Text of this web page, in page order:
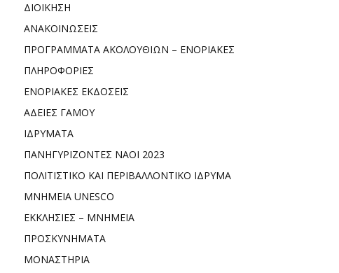
ΔΙΟΙΚΗΣΗ
ΑΝΑΚΟΙΝΩΣΕΙΣ
ΠΡΟΓΡΑΜΜΑΤΑ ΑΚΟΛΟΥΘΙΩΝ – ΕΝΟΡΙΑΚΕΣ
ΠΛΗΡΟΦΟΡΙΕΣ
ΕΝΟΡΙΑΚΕΣ ΕΚΔΟΣΕΙΣ
ΑΔΕΙΕΣ ΓΑΜΟΥ
ΙΔΡΥΜΑΤΑ
ΠΑΝΗΓΥΡΙΖΟΝΤΕΣ ΝΑΟΙ 2023
ΠΟΛΙΤΙΣΤΙΚΟ ΚΑΙ ΠΕΡΙΒΑΛΛΟΝΤΙΚΟ ΙΔΡΥΜΑ
ΜΝΗΜΕΙΑ UNESCO
ΕΚΚΛΗΣΙΕΣ – ΜΝΗΜΕΙΑ
ΠΡΟΣΚΥΝΗΜΑΤΑ
ΜΟΝΑΣΤΗΡΙΑ